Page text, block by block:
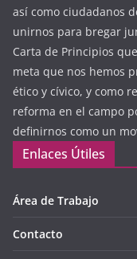
así como ciudadanos
unirnos para bregar
Carta de Principios
meta que nos hemos
ético y cívico, y como
reforma en el campo
definirnos como un
Enlaces Útiles
Área de Trabajo
Contacto